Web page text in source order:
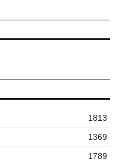
1813
1369
1789